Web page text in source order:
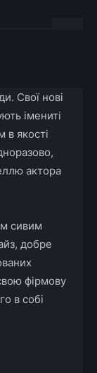
Свої нові
імениті
в якості
актора
сивим
добре
фірмову
в собі